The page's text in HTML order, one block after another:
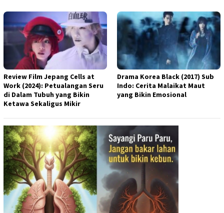
Review Film Jepang Cells at
Work (2024): Petualangan Seru
di Dalam Tubuh yang Bikin
Ketawa Sekaligus Mikir
Drama Korea Black (2017) Sub
Indo: Cerita Malaikat Maut
yang Bikin Emosional